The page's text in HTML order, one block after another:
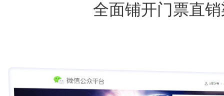
全面铺开门票直